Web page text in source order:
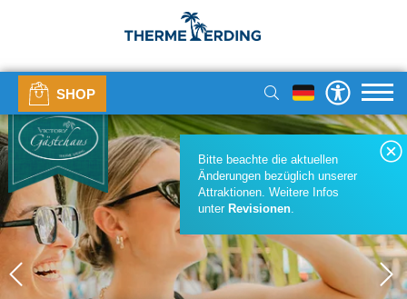
SHOP
Bitte beachte die aktuellen
Änderungen bezüglich unserer
Attraktionen. Weitere Infos
unter Revisionen.